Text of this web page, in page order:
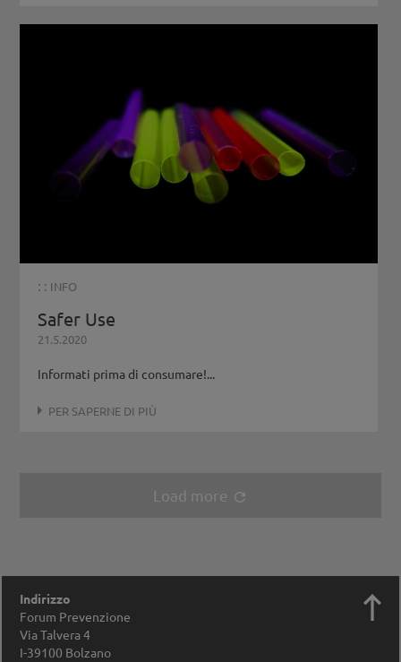
: : INFO
Safer Use
21.5.2020
Informati prima di consumare!...
PER SAPERNE DI PIÙ
Load more refresh
Indirizzo
Forum Prevenzione
Via Talvera 4
I-39100 Bolzano
